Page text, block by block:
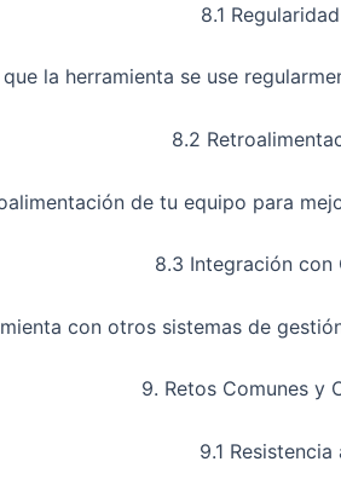
8.1
la herramienta se use
8.2
de tu equipo para
8.3 Integración con
con otros sistemas de
9. Retos Comunes y
9.1